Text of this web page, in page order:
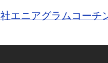
エニアグラムコーチ